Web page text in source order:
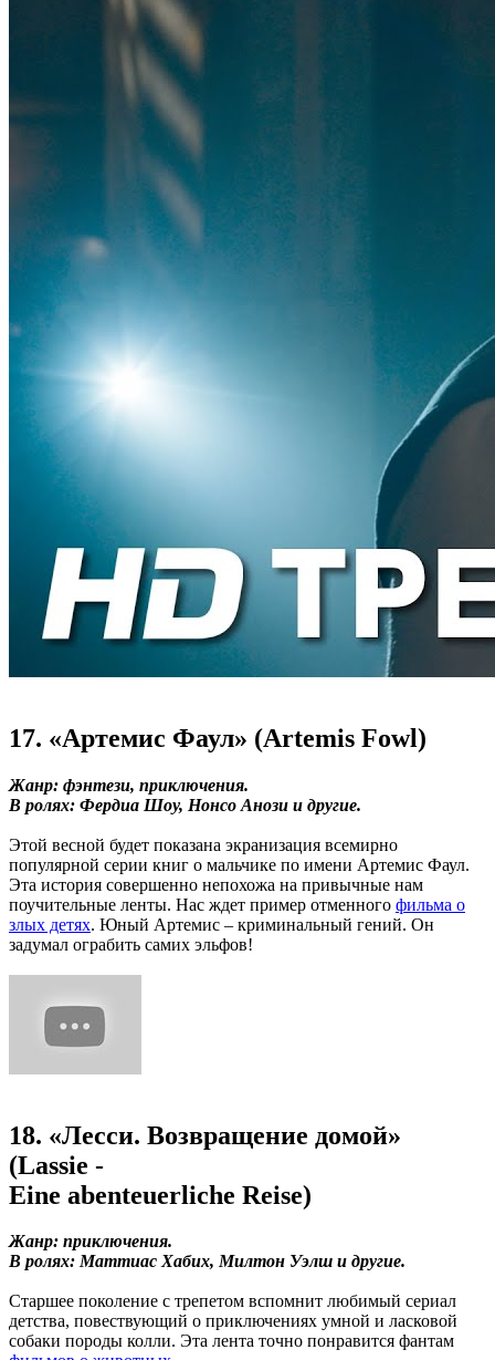
17. «Артемис Фаул» (Artemis Fowl)
Жанр: фэнтези, приключения.
В ролях: Фердиа Шоу, Нонсо Анози и другие.
Этой весной будет показана экранизация всемирно
популярной серии книг о мальчике по имени Артемис Фаул.
Эта история совершенно непохожа на привычные нам
поучительные ленты. Нас ждет пример отменного фильма о
злых детях. Юный Артемис – криминальный гений. Он
задумал ограбить самих эльфов!
18. «Лесси. Возвращение домой»
(Lassie -
Eine abenteuerliche Reise)
Жанр: приключения.
В ролях: Маттиас Хабих, Милтон Уэлш и другие.
Старшее поколение с трепетом вспомнит любимый сериал
детства, повествующий о приключениях умной и ласковой
собаки породы колли. Эта лента точно понравится фантам